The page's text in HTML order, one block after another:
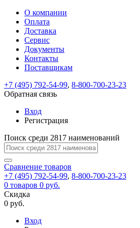
ВходРегистрация
test@example.com
отправлена
по
ней
завершения
регистрации.
Ок
Запомнить
меня
Забыли
Восстановление
пароля
Заполните
форму.
Мы
отправим
ссылку
указанный
электронный
перейдя
по
которой
вы
задать
На
вашу
почту
test@test.ru
ссылка.
Перейдите
по
для
смены
пароля.
Введите
новый
пароль
Сменить
Пароль
успешно
восстановлен
Обратная
связь
Сообщение
пользовательского
сообщение
успешно
отправлено.
О компании
Оплата
Доставка
Сервис
Документы
Контакты
Поставщикам
+7 (495) 792-54-99, 8-800-700-23-23
Обратная связь
Вход
Регистрация
Поиск среди 2817 наименований
Сравнение товаров
+7 (495) 792-54-99, 8-800-700-23-23
0 товаров 0 руб.
Скидка
0 руб.
Вход